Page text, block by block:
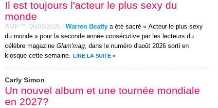
Il est toujours l'acteur le plus sexy du
monde
AMP™, 06/08/2026 Warren Beatty a été sacré « Acteur le plus sexy
du monde » pour la seconde année consécutive par les lecteurs du
célèbre magazine Glam'mag, dans le numéro d'août 2026 sorti en
kiosque cette semaine.
LIRE LA SUITE »
Carly Simon
Un nouvel album et une tournée mondiale
en 2027?